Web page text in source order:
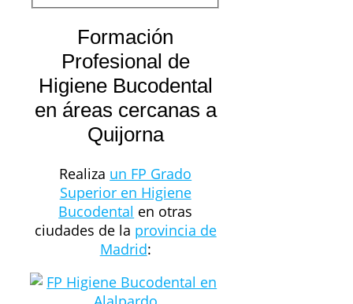
Formación
Profesional de
Higiene Bucodental
en áreas cercanas a
Quijorna
Realiza un FP Grado
Superior en Higiene
Bucodental en otras
ciudades de la provincia de
Madrid: